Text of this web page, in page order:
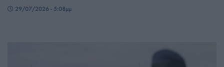
29/07/2026 - 5:08μμ